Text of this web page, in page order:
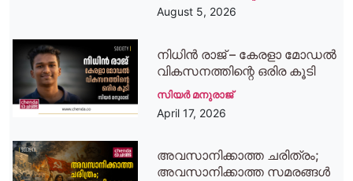
August 5, 2026
നിധിന്‍ രാജ് – കേരളാ മോഡല്‍
വികസനത്തിന്റെ ഒരിര കൂടി
സിയര്‍ മനുരാജ്
April 17, 2026
അവസാനിക്കാത്ത ചരിത്രം;
അവസാനിക്കാത്ത സമരങ്ങൾ